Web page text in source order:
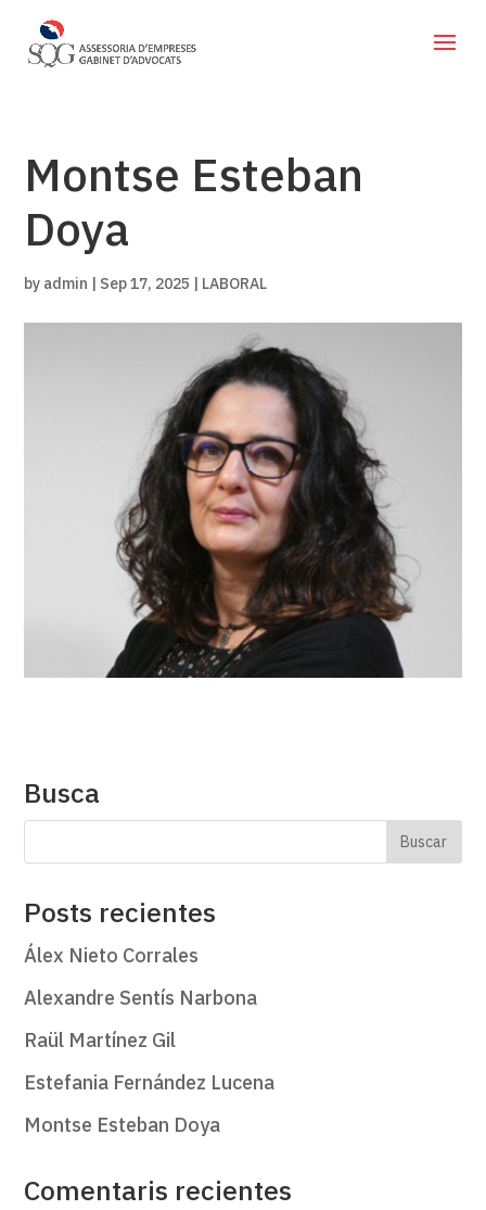
Montse Esteban
Doya
by admin | Sep 17, 2025 | LABORAL
Busca
Posts recientes
Álex Nieto Corrales
Alexandre Sentís Narbona
Raül Martínez Gil
Estefania Fernández Lucena
Montse Esteban Doya
Comentaris recientes